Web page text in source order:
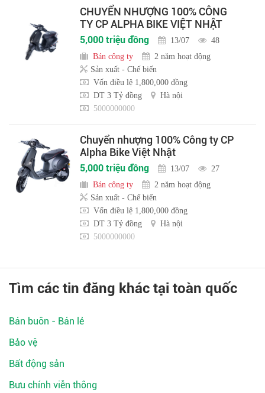
CHUYỂN NHƯỢNG 100% CÔNG
TY CP ALPHA BIKE VIỆT NHẬT
5,000 triệu đồng 13/07
48
Bán công ty
2 năm hoạt động
Sản xuất - Chế biến
Vốn điều lệ 1,800,000 đồng
DT 3 Tỷ đồng
Hà nội
5000000000
Chuyển nhượng 100% Công ty CP
Alpha Bike Việt Nhật
5,000 triệu đồng 13/07
27
Bán công ty
2 năm hoạt động
Sản xuất - Chế biến
Vốn điều lệ 1,800,000 đồng
DT 3 Tỷ đồng
Hà nội
5000000000
Tìm các tin đăng khác tại toàn quốc
Bán buôn - Bán lẻ
Bảo vệ
Bất động sản
Bưu chính viễn thông